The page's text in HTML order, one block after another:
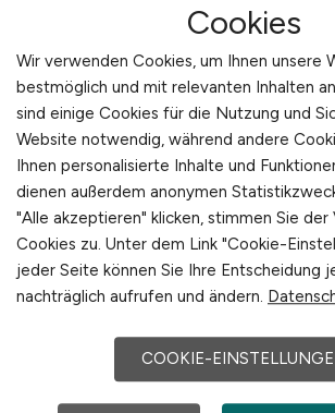
Senior Consultant im
Dienstleistersteuerung
Preismodell(m/w/d)
Finanz Informatik GmbH & Co.
vor 3 Tagen
Hannover, Münster oder Frankfurt
Cookies
Wir verwenden Cookies, um Ihnen unsere
bestmöglich und mit relevanten Inhalten
sind einige Cookies für die Nutzung und
Website notwendig, während andere
Ihnen personalisierte Inhalte und
dienen außerdem anonymen
"Alle akzeptieren" klicken, stimmen Sie der
Cookies zu. Unter dem Link "Cookie-
jeder Seite können Sie Ihre Entscheidung
nachträglich aufrufen und ändern.
COOKIE-